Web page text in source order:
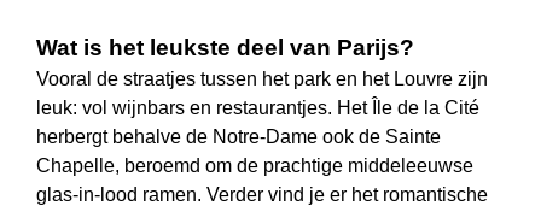
Wat is het leukste deel van Parijs?
Vooral de straatjes tussen het park en het Louvre zijn
leuk: vol wijnbars en restaurantjes. Het Île de la Cité
herbergt behalve de Notre-Dame ook de Sainte
Chapelle, beroemd om de prachtige middeleeuwse
glas-in-lood ramen. Verder vind je er het romantische